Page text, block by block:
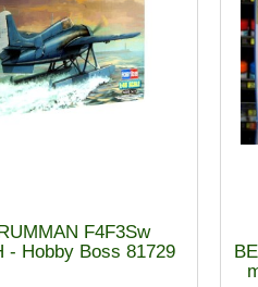
40 E WARHAWK
- Eduard 84207
1:48
13
F4F3Sw
- Hobby Boss 81729